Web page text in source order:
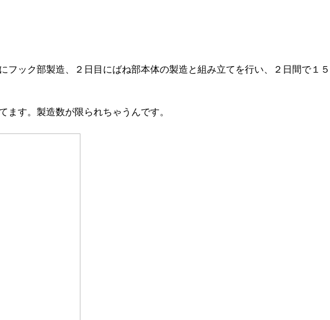
ック部製造、２日目にばね部本体の製造と組み立てを行い、２日間で１５
す。製造数が限られちゃうんです。